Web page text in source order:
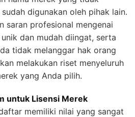
digunakan oleh pihak lain.
saran profesional mengenai
dan mudah diingat, serta
tidak melanggar hak orang
melakukan riset menyeluruh
yang Anda pilih.
untuk Lisensi Merek
memiliki nilai yang sangat